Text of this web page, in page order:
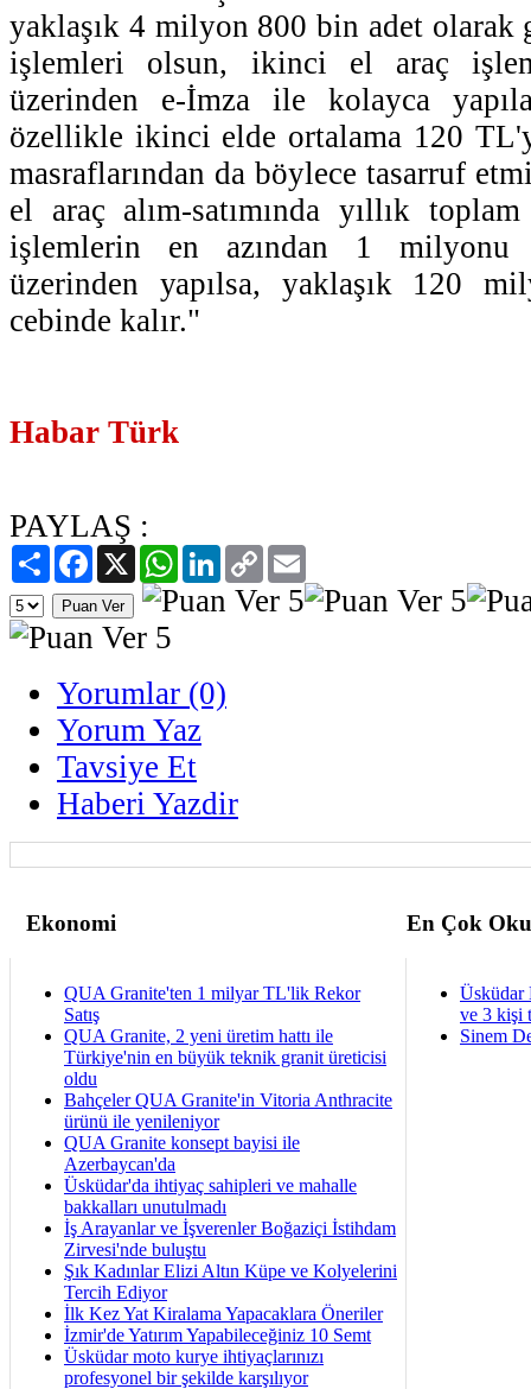
yaklaşık 4 milyon 800 bin adet olarak
işlemleri olsun, ikinci el araç
üzerinden e-İmza ile kolayca
özellikle ikinci elde ortalama 120
masraflarından da böylece tasarruf
el araç alım-satımında yıllık
işlemlerin en azından 1
üzerinden yapılsa, yaklaşık 120
cebinde kalır."
Habar Türk
PAYLAŞ :
PaylaşFacebook
X WhatsAppLinkedIn
Copy
Link
Yorumlar (0)
Yorum Yaz
Tavsiye Et
Haberi Yazdir
Ekonomi En Çok
QUA Granite'ten 1 milyar TL'lik Rekor
Satış
QUA Granite, 2 yeni üretim hattı ile
Türkiye'nin en büyük teknik granit üreticisi
oldu
Bahçeler QUA Granite'in Vitoria Anthracite
ürünü ile yenileniyor
QUA Granite konsept bayisi ile
Azerbaycan'da
Üsküdar'da ihtiyaç sahipleri ve mahalle
bakkalları unutulmadı
İş Arayanlar ve İşverenler Boğaziçi İstihdam
Zirvesi'nde buluştu
Şık Kadınlar Elizi Altın Küpe ve Kolyelerini
Tercih Ediyor
İlk Kez Yat Kiralama Yapacaklara Öneriler
İzmir'de Yatırım Yapabileceğiniz 10 Semt
Üsküdar moto kurye ihtiyaçlarınızı
profesyonel bir şekilde karşılıyor
Üsküdar
ve 3 kişi
Sinem